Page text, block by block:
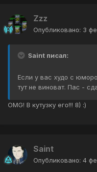
Zzz
Опубликовано: 3
Saint писал:
Если у вас худо с
тут не виноват. Пас -
OMG! В кутузку его!!! 8) :)
Saint
Опубликовано: 4